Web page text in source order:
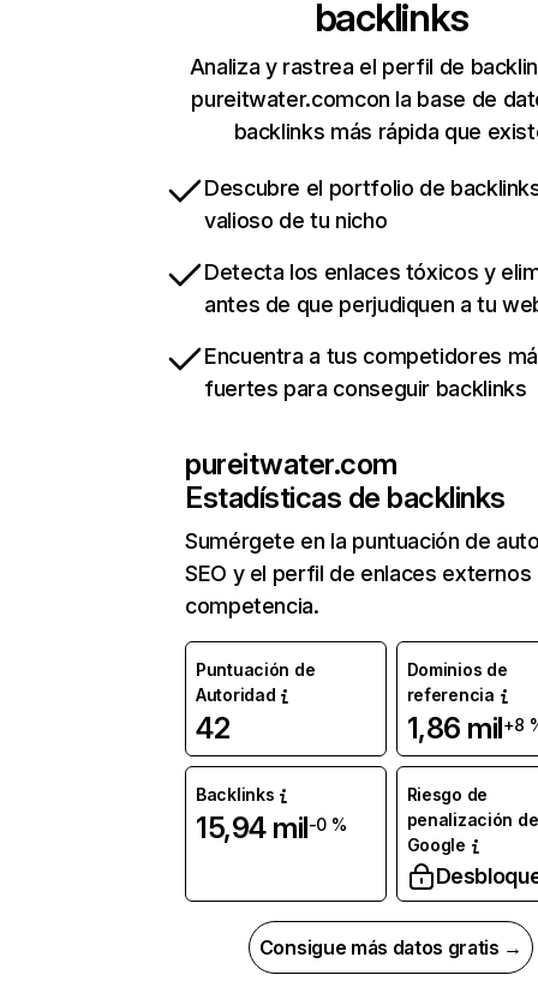
backlinks
Analiza y rastrea el perfil de
pureitwater.comcon la base de
backlinks más rápida que
Descubre el portfolio de
valioso de tu nicho
Detecta los enlaces tóxicos y
antes de que perjudiquen a tu
Encuentra a tus competidores
fuertes para conseguir backlinks
pureitwater.com
Estadísticas de backlinks
Sumérgete en la puntuación de
SEO y el perfil de enlaces externos
competencia.
Puntuación de
Autoridad
42
Dominios de
referencia
1,86 mil+8
Backlinks
15,94 mil-0 %
Riesgo de
penalización de
Google
Consigue más datos gratis →